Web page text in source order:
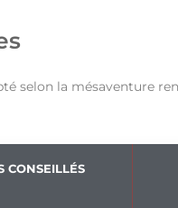
selon la mésaventure
CONSEILLÉS